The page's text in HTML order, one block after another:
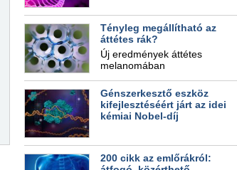
Tényleg megállítható az
áttétes rák?
Új eredmények áttétes
melanomában
Génszerkesztő eszköz
kifejlesztéséért járt az idei
kémiai Nobel-díj
200 cikk az emlőrákról: